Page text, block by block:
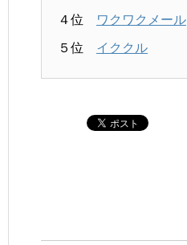
４位 ワクワクメール
５位 イククル